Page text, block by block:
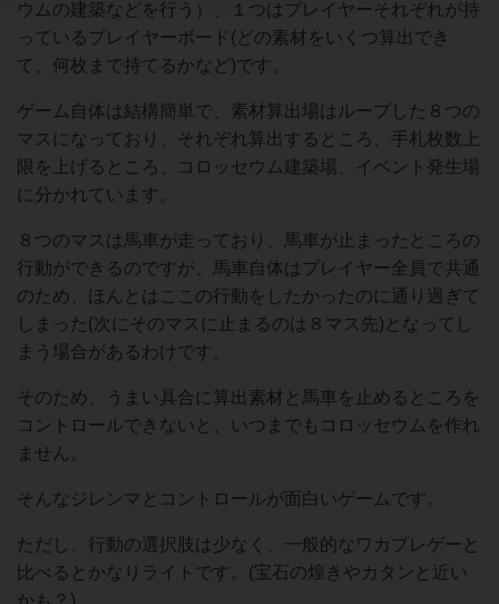
ウムの建築などを行う）、１つはプレイヤーそれぞれが持
っているプレイヤーボード(どの素材をいくつ算出でき
て、何枚まで持てるかなど)です。
ゲーム自体は結構簡単で、素材算出場はループした８つの
マスになっており、それぞれ算出するところ、手札枚数上
限を上げるところ、コロッセウム建築場、イベント発生場
に分かれています。
８つのマスは馬車が走っており、馬車が止まったところの
行動ができるのですが、馬車自体はプレイヤー全員で共通
のため、ほんとはここの行動をしたかったのに通り過ぎて
しまった(次にそのマスに止まるのは８マス先)となってし
まう場合があるわけです。
そのため、うまい具合に算出素材と馬車を止めるところを
コントロールできないと、いつまでもコロッセウムを作れ
ません。
そんなジレンマとコントロールが面白いゲームです。
ただし、行動の選択肢は少なく、一般的なワカプレゲーと
比べるとかなりライトです。(宝石の煌きやカタンと近い
かも？)